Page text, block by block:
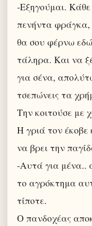
-Εξηγούμαι.
πενήντα
θα σου φέρνω
τάληρα. Και να
για σένα,
τσεπώνεις τα
Την κοιτούσε με
Η γριά τον
να βρει την
-Αυτά για μένα..
το αγρόκτημα
τίποτε.
Ο πανδοχέας